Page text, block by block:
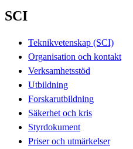
SCI
Teknikvetenskap (SCI)
Organisation och kontakt
Verksamhetsstöd
Utbildning
Forskarutbildning
Säkerhet och kris
Styrdokument
Priser och utmärkelser